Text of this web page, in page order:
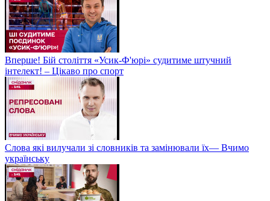
Вперше! Бій століття «Усик-Ф'юрі» судитиме штучний
інтелект! – Цікаво про спорт
Слова які вилучали зі словників та замінювали їх— Вчимо
українську